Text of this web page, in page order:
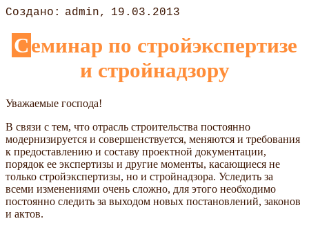
admin 19.03.2013
Семинар по стройэкспертизе
и стройнадзору
Уважаемые господа!
В связи с тем, что отрасль строительства постоянно
модернизируется и совершенствуется, меняются и требования
к предоставлению и составу проектной документации,
порядок ее экспертизы и другие моменты, касающиеся не
только стройэкспертизы, но и стройнадзора. Уследить за
всеми изменениями очень сложно, для этого необходимо
постоянно следить за выходом новых постановлений, законов
и актов.